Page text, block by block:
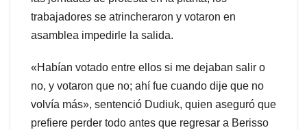
trabajadores se atrincheraron y votaron en
asamblea impedirle la salida.
«Habían votado entre ellos si me dejaban salir o
no, y votaron que no; ahí fue cuando dije que no
volvía más», sentenció Dudiuk, quien aseguró que
prefiere perder todo antes que regresar a Berisso